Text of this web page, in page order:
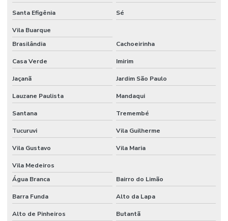
Empresa cameras de vigilancia
Empresa de cftv
Empresa de controle de acesso biométrico
Empresa de controle de acesso com integração cftv
Empresa de instalação de câmeras de segurança
Empresa de monitoramento 24 horas
Empresa de monitoramento de alarmes
Empresa de projeto cftv
Empresa de segurança eletronica
Empresas de controle de acesso
Santa Efigênia Sé
Vila Buarque
Brasilândia
Cachoeirinha
Casa Verde Imirim
Jaçanã Jardim São Paulo
Lauzane Paulista Mandaqui
Santana Tremembé
Tucuruvi Vila Guilherme
Vila Gustavo Vila Maria
Vila Medeiros
Água Branca
Bairro do Limão
Barra Funda Alto da Lapa
Alto de Pinheiros Butantã